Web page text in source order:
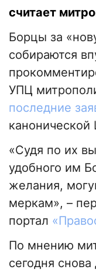
считает
Борцы за
собираются
УПЦ
последние
канонической
«Судя по их
удобного им
желания,
меркам», –
портал
По мнению
сегодня